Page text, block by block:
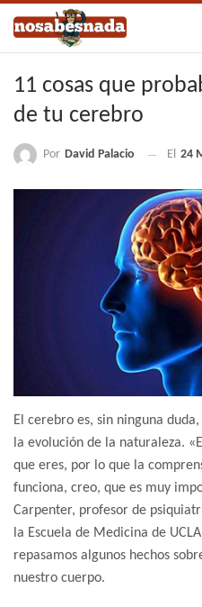
11 cosas que
de tu cerebro
Por David Palacio El 24
El cerebro es, sin ninguna
la evolución de la naturaleza.
que eres, por lo que la
funciona, creo, que es muy
Carpenter, profesor de
la Escuela de Medicina de
repasamos algunos hechos
nuestro cuerpo.